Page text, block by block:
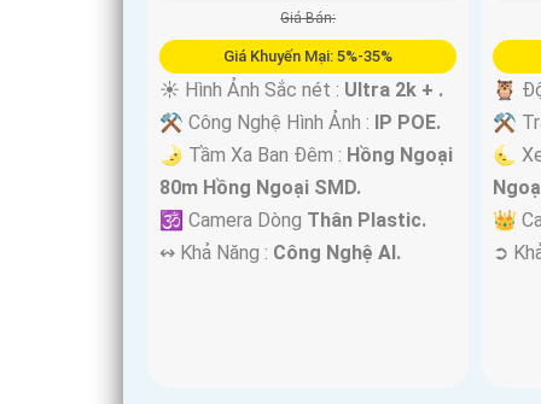
Giá Bán:
Giá Khuyến Mại: 5%-35%
☀️ Hình Ảnh Sắc nét : Ultra 2k + .
⚒ Công Nghệ Hình Ảnh : IP POE.
🌛 Tầm Xa Ban Đêm : Hồng Ngoại
80m Hồng Ngoại SMD.
🕉️ Camera Dòng Thân Plastic.
️↭ Khả Năng : Công Nghệ AI.
🦉
⚒
🌜
👑
️➲